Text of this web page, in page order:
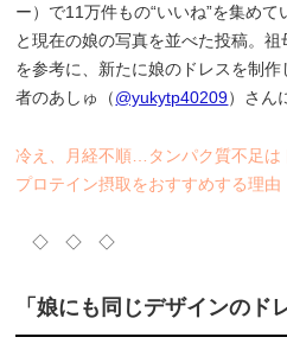
ー）で11万件もの“いいね”を集め
と現在の娘の写真を並べた投稿。
を参考に、新たに娘のドレスを制
者のあしゅ（@yukytp40209）さん
冷え、月経不順…タンパク質不足
プロテイン摂取をおすすめする理由
◇ ◇ ◇
「娘にも同じデザインのド